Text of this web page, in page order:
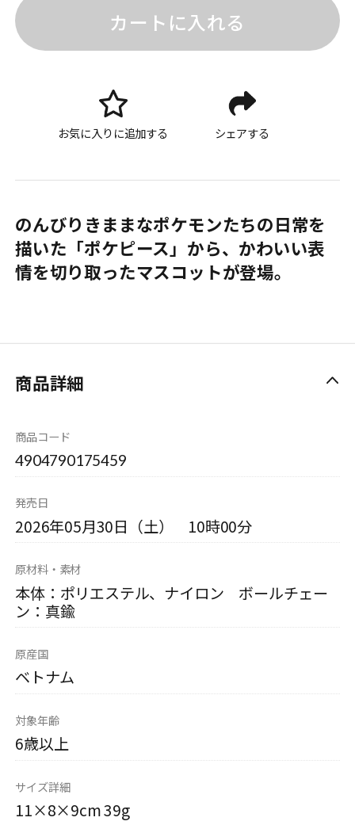
カートに入れる
お気に入りに追加する シェアする
のんびりきままなポケモンたちの日常を
描いた「ポケピース」から、かわいい表
情を切り取ったマスコットが登場。
商品詳細
商品コード
4904790175459
発売日
2026年05月30日（土） 10時00分
原材料・素材
本体：ポリエステル、ナイロン ボールチェー
ン：真鍮
原産国
ベトナム
対象年齢
6歳以上
サイズ詳細
11×8×9cm 39g